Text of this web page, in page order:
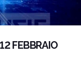
ex Ilva incontro
FEBBRAIO